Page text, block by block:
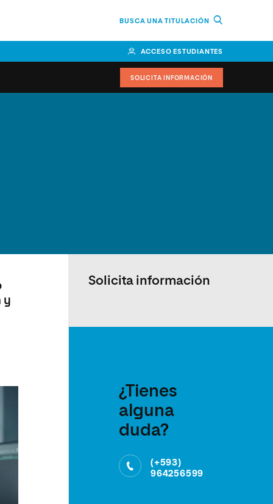
BUSCA UNA TITULACIÓN
ACCESO ESTUDIANTES
SOLICITA INFORMACIÓN
y
Solicita información
¿Tienes
alguna
duda?
(+593)
964256599